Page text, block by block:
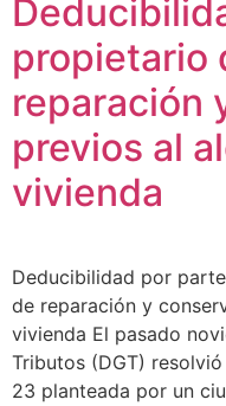
propietario
reparación
previos al
vivienda
Deducibilidad por
de reparación y
vivienda El pasado
Tributos (DGT)
23 planteada por un